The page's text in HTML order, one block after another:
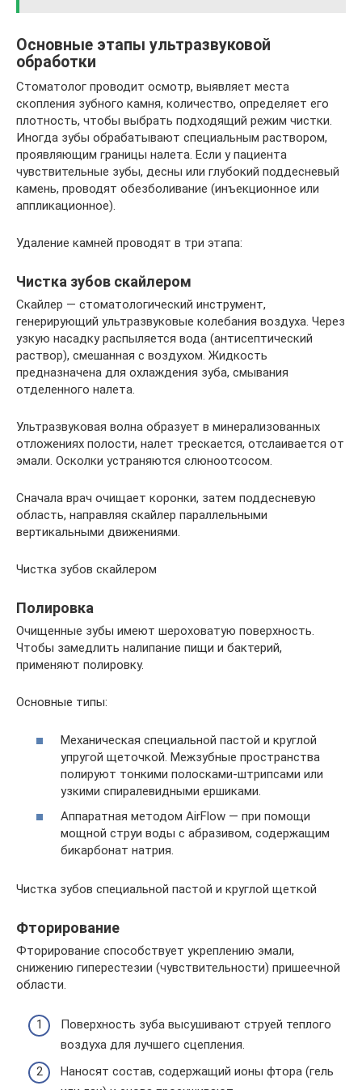
Основные этапы ультразвуковой
обработки
Стоматолог проводит осмотр, выявляет места
скопления зубного камня, количество, определяет его
плотность, чтобы выбрать подходящий режим чистки.
Иногда зубы обрабатывают специальным раствором,
проявляющим границы налета. Если у пациента
чувствительные зубы, десны или глубокий поддесневый
камень, проводят обезболивание (инъекционное или
аппликационное).
Удаление камней проводят в три этапа:
Чистка зубов скайлером
Скайлер — стоматологический инструмент,
генерирующий ультразвуковые колебания воздуха. Через
узкую насадку распыляется вода (антисептический
раствор), смешанная с воздухом. Жидкость
предназначена для охлаждения зуба, смывания
отделенного налета.
Ультразвуковая волна образует в минерализованных
отложениях полости, налет трескается, отслаивается от
эмали. Осколки устраняются слюноотсосом.
Сначала врач очищает коронки, затем поддесневую
область, направляя скайлер параллельными
вертикальными движениями.
Чистка зубов скайлером
Полировка
Очищенные зубы имеют шероховатую поверхность.
Чтобы замедлить налипание пищи и бактерий,
применяют полировку.
Основные типы:
Механическая специальной пастой и круглой
упругой щеточкой. Межзубные пространства
полируют тонкими полосками-штрипсами или
узкими спиралевидными ершиками.
Аппаратная методом AirFlow — при помощи
мощной струи воды с абразивом, содержащим
бикарбонат натрия.
Чистка зубов специальной пастой и круглой щеткой
Фторирование
Фторирование способствует укреплению эмали,
снижению гиперестезии (чувствительности) пришеечной
области.
Поверхность зуба высушивают струей теплого
воздуха для лучшего сцепления.
Наносят состав, содержащий ионы фтора (гель